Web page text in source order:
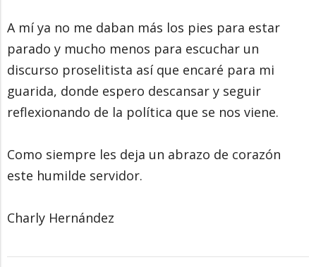
A mí ya no me daban más los pies para estar
parado y mucho menos para escuchar un
discurso proselitista así que encaré para mi
guarida, donde espero descansar y seguir
reflexionando de la política que se nos viene.
Como siempre les deja un abrazo de corazón
este humilde servidor.
Charly Hernández